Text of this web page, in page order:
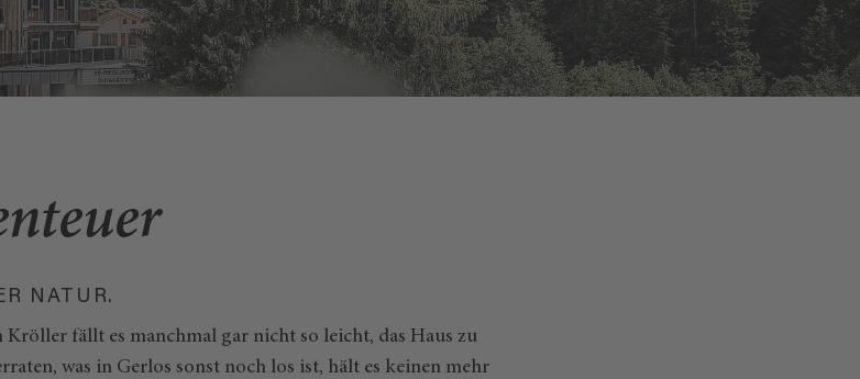
NATUR.
Kröller fällt es manchmal gar nicht so leicht, das Haus zu
was in Gerlos sonst noch los ist, hält es keinen mehr